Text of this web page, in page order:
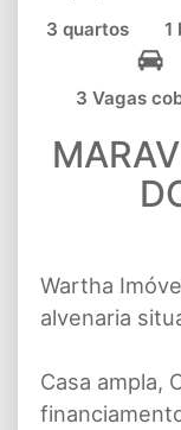
3 quartos 1
3 Vagas
Wartha
alvenaria
Casa ampla,